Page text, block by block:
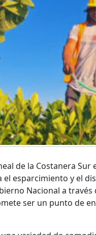
de la Costanera
esparcimiento y el
Nacional a
ser un punto de